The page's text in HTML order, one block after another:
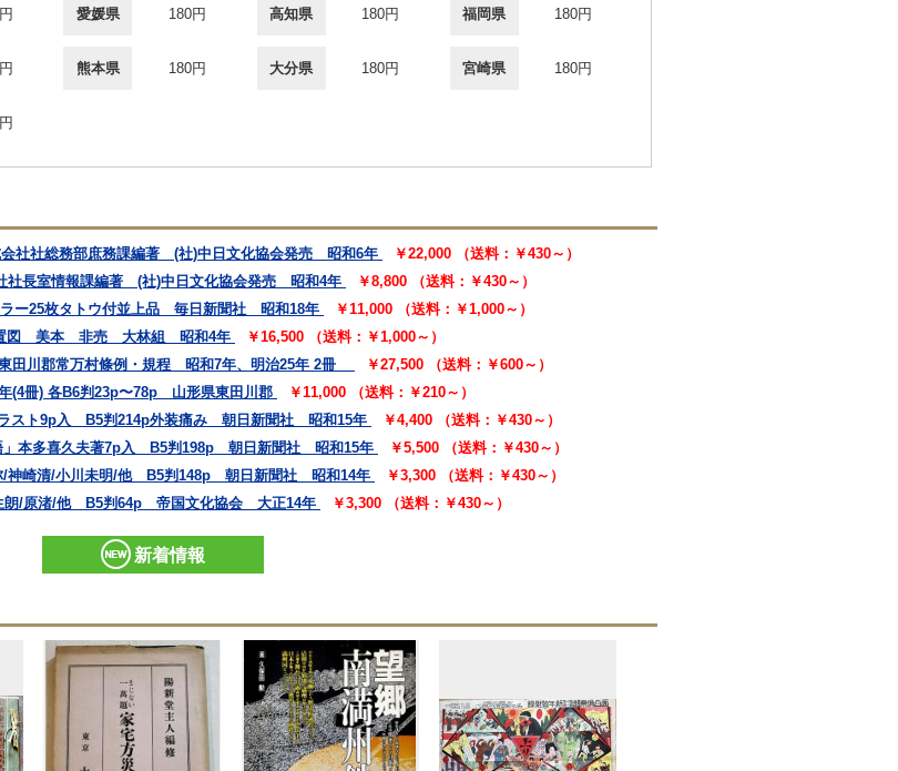
愛媛県 180円 高知県 180円 福岡県 180円
熊本県 180円 大分県 180円 宮崎県 180円
社社総務部庶務課編著 (社)中日文化協会発売 昭和6年
￥22,000 （送料：￥430～）
長室情報課編著 (社)中日文化協会発売 昭和4年
￥8,800 （送料：￥430～）
ラー25枚タトウ付並上品 毎日新聞社 昭和18年
￥11,000 （送料：￥1,000～）
置図 美本 非売 大林組 昭和4年
￥16,500 （送料：￥1,000～）
田川郡常万村條例・規程 昭和7年、明治25年 2冊
￥27,500 （送料：￥600～）
(4冊) 各B6判23p〜78p 山形県東田川郡
￥11,000 （送料：￥210～）
ラスト9p入 B5判214p外装痛み 朝日新聞社 昭和15年
￥4,400 （送料：￥430～）
」本多喜久夫著7p入 B5判198p 朝日新聞社 昭和15年
￥5,500 （送料：￥430～）
/神崎清/小川未明/他 B5判148p 朝日新聞社 昭和14年
￥3,300 （送料：￥430～）
朗/原渚/他 B5判64p 帝国文化協会 大正14年
￥3,300 （送料：￥430～）
新着情報